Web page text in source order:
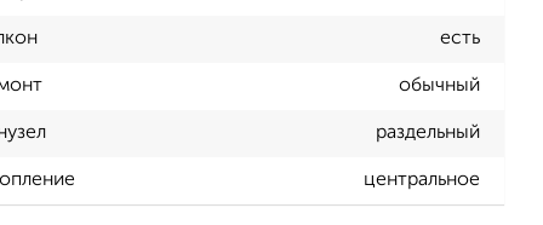
есть
обычный
раздельный
центральное